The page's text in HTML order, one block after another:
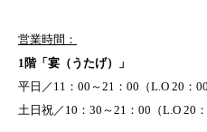
営業時間：
1階「宴（うたげ）」
平日／11：00～21：00（L.O 20：00
土日祝／10：30～21：00（L.O 20：